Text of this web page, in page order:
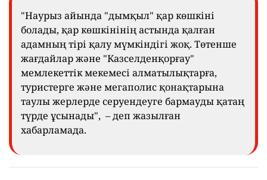
"Наурыз айында "дымқыл" қар көшкіні
болады, қар көшкінінің астында қалған
адамның тірі қалу мүмкіндігі жоқ. Төтенше
жағдайлар және "Казселденқорғау"
мемлекеттік мекемесі алматылықтарға,
туристерге және мегаполис қонақтарына
таулы жерлерде серуендеуге бармауды қатаң
түрде ұсынады", – деп жазылған
хабарламада.